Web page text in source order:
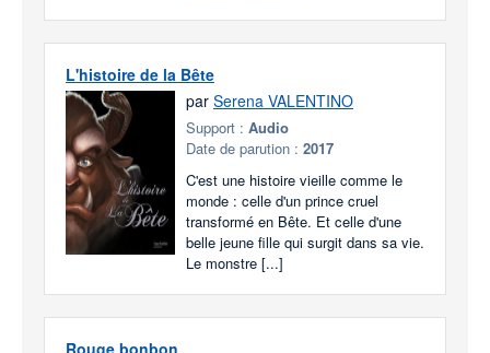
L'histoire de la Bête
par Serena VALENTINO
Support : Audio
Date de parution : 2017
C'est une histoire vieille comme le
monde : celle d'un prince cruel
transformé en Bête. Et celle d'une
belle jeune fille qui surgit dans sa vie.
Le monstre [...]
Rouge bonbon